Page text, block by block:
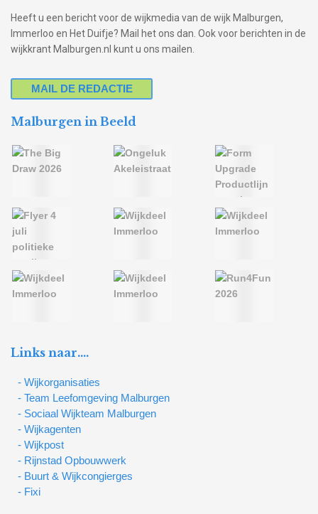
Heeft u een bericht voor de wijkmedia van de wijk Malburgen,
Immerloo en Het Duifje? Mail het ons dan. Ook voor berichten in de
wijkkrant Malburgen.nl kunt u ons mailen.
MAIL DE REDACTIE
Malburgen in Beeld
Links naar….
- Wijkorganisaties
- Team Leefomgeving Malburgen
- Sociaal Wijkteam Malburgen
- Wijkagenten
- Wijkpost
- Rijnstad Opbouwwerk
- Buurt & Wijkcongierges
- Fixi